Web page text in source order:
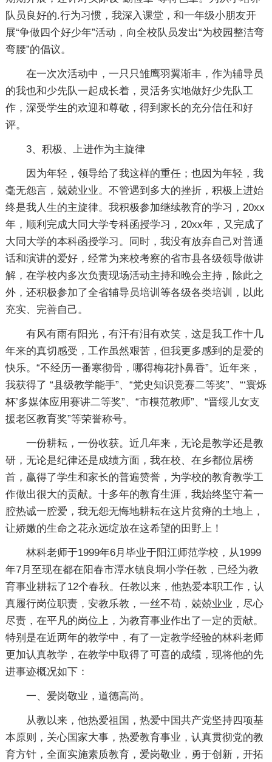
队员良好的.行为习惯，我深入课堂，和一年级小朋友开
展“争做四个好少年”活动，向全校队员发出“为校园整洁弯
弯腰”的倡议。
在一次次活动中，一只只雏鹰羽翼渐丰，作为辅导员
的我也和少先队一起成长着，灵活务实地做好少先队工
作，深受学生的欢迎和尊敬，得到家长的充分信任和好
评。
3、积极、上进作为主旋律
因为年轻，领导给了我这样的重任；也因为年轻，我
毫无怨言，兢兢业业。不管遇到多大的挫折，积极上进始
终是我人生的主旋律。我积极参加继续教育的学习，20xx
年，顺利完成大同大学专科函授学习，20xx年，又完成了
大同大学的本科函授学习。同时，我没有放弃自己对普通
话和演讲的爱好，经常为来校考察的省市县各级领导做讲
解，在学校内多次负责现场活动主持和晚会主持，除此之
外，还积极参加了全省辅导员培训等各级各类培训，以此
充实、完善自己。
有风有雨有阳光，有汗有泪有欢笑，这是我工作十几
年来的真切感受，工作虽然艰苦，但我更多感到的是爱的
快乐。“不经历一番寒彻骨，哪得梅花扑鼻香”。近年来，
我获得了 “县级教学能手”、“党史知识竞赛二等奖”、“‘寰烁
杯’多媒体应用赛讲二等奖”、“市模范教师”、“晋绥儿女支
援老区教育奖”等荣誉称号。
一份耕耘，一份收获。近几年来，无论是教学还是教
研，无论是纪律还是成绩方面，我在校、在乡都位居榜
首，赢得了学生和家长的普遍赞誉，为学校的教育教学工
作做出很大的贡献。十多年的教育生涯，我始终坚守着一
腔热诚一腔爱，我无怨无悔地耕耘在这片贫瘠的土地上，
让娇嫩的生命之花永远绽放在这希望的田野上！
林科老师于1999年6月毕业于阳江师范学校，从1999
年7月至现在都在阳春市潭水镇良垌小学任教，已经为教
育事业耕耘了12个春秋。任教以来，他热爱本职工作，认
真履行岗位职责，安教乐教，一丝不苟，兢兢业业，尽心
尽责，在平凡的岗位上，为教育事业作出了一定的贡献。
特别是在近两年的教学中，有了一定教学经验的林科老师
更加认真教学，在教学中取得了可喜的成绩，现将他的先
进事迹概况如下：
一、爱岗敬业，道德高尚。
从教以来，他热爱祖国，热爱中国共产党坚持四项基
本原则，关心国家大事，热爱教育事业，认真贯彻党的教
育方针，全面实施素质教育，爱岗敬业，勇于创新，开拓